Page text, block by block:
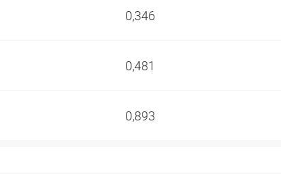
0,346
0,481
0,893